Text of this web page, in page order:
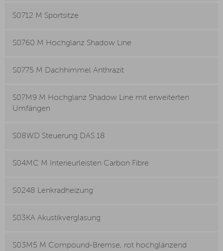
S0712 M Sportsitze
S0760 M Hochglanz Shadow Line
S0775 M Dachhimmel Anthrazit
S07M9 M Hochglanz Shadow Line mit erweiterten
Umfängen
S08WD Steuerung DAS 18
S04MC M Interieurleisten Carbon Fibre
S0248 Lenkradheizung
S03KA Akustikverglasung
S03M5 M Compound-Bremse, rot hochglänzend